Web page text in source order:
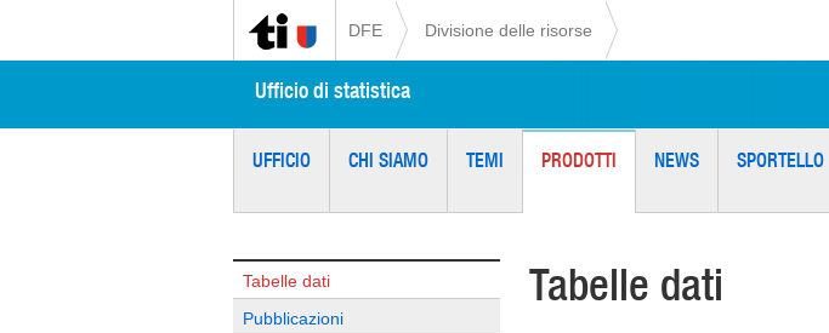
DFE Divisione delle risorse
Ufficio di statistica
UFFICIO CHI SIAMO TEMI PRODOTTI NEWS SPORTELLO
Tabelle dati
Pubblicazioni
Tabelle dati